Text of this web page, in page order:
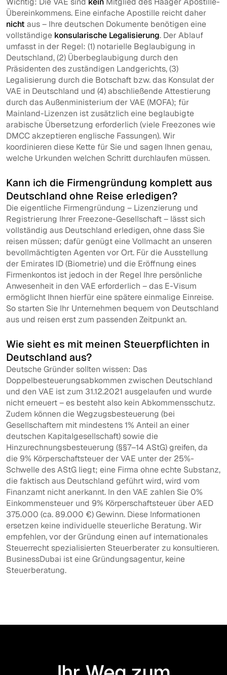
Übereinkommens. Eine einfache Apostille reicht daher
nicht aus – Ihre deutschen Dokumente benötigen eine
vollständige konsularische Legalisierung. Der Ablauf
umfasst in der Regel: (1) notarielle Beglaubigung in
Deutschland, (2) Überbeglaubigung durch den
Präsidenten des zuständigen Landgerichts, (3)
Legalisierung durch die Botschaft bzw. das Konsulat der
VAE in Deutschland und (4) abschließende Attestierung
durch das Außenministerium der VAE (MOFA); für
Mainland-Lizenzen ist zusätzlich eine beglaubigte
arabische Übersetzung erforderlich (viele Freezones wie
DMCC akzeptieren englische Fassungen). Wir
koordinieren diese Kette für Sie und sagen Ihnen genau,
welche Urkunden welchen Schritt durchlaufen müssen.
Kann ich die Firmengründung komplett aus
Deutschland ohne Reise erledigen?
Die eigentliche Firmengründung – Lizenzierung und
Registrierung Ihrer Freezone-Gesellschaft – lässt sich
vollständig aus Deutschland erledigen, ohne dass Sie
reisen müssen; dafür genügt eine Vollmacht an unseren
bevollmächtigten Agenten vor Ort. Für die Ausstellung
der Emirates ID (Biometrie) und die Eröffnung eines
Firmenkontos ist jedoch in der Regel Ihre persönliche
Anwesenheit in den VAE erforderlich – das E-Visum
ermöglicht Ihnen hierfür eine spätere einmalige Einreise.
So starten Sie Ihr Unternehmen bequem von Deutschland
aus und reisen erst zum passenden Zeitpunkt an.
Wie sieht es mit meinen Steuerpflichten in
Deutschland aus?
Deutsche Gründer sollten wissen: Das
Doppelbesteuerungsabkommen zwischen Deutschland
und den VAE ist zum 31.12.2021 ausgelaufen und wurde
nicht erneuert – es besteht also kein Abkommensschutz.
Zudem können die Wegzugsbesteuerung (bei
Gesellschaftern mit mindestens 1% Anteil an einer
deutschen Kapitalgesellschaft) sowie die
Hinzurechnungsbesteuerung (§§7–14 AStG) greifen, da
die 9% Körperschaftsteuer der VAE unter der 25%-
Schwelle des AStG liegt; eine Firma ohne echte Substanz,
die faktisch aus Deutschland geführt wird, wird vom
Finanzamt nicht anerkannt. In den VAE zahlen Sie 0%
Einkommensteuer und 9% Körperschaftsteuer über AED
375.000 (ca. 89.000 €) Gewinn. Diese Informationen
ersetzen keine individuelle steuerliche Beratung. Wir
empfehlen, vor der Gründung einen auf internationales
Steuerrecht spezialisierten Steuerberater zu konsultieren.
BusinessDubai ist eine Gründungsagentur, keine
Steuerberatung.